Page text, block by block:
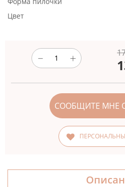
Цвет
СООБЩИТЕ МНЕ